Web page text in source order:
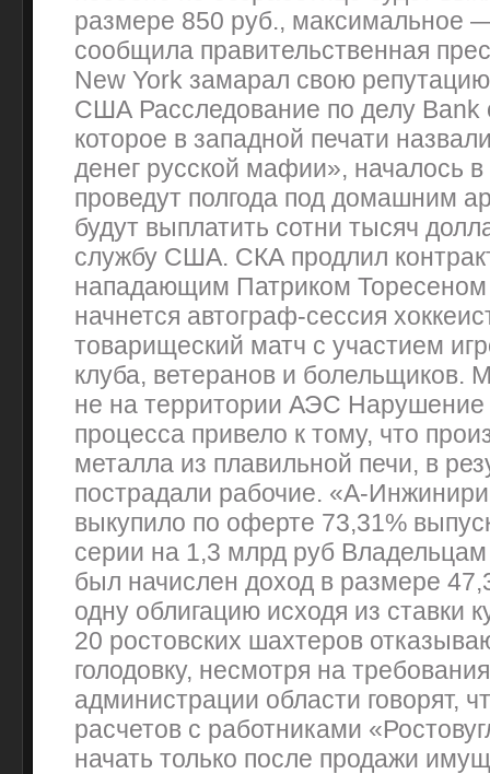
размере 850 руб., максимальное
сообщила правительственная
New York замарал свою
США Расследование по делу Bank
которое в западной печати
денег русской мафии», началось в
проведут полгода под домашним
будут выплатить сотни тысяч
службу США. СКА продлил
нападающим Патриком Торесеном
начнется автограф-сессия
товарищеский матч с участием
клуба, ветеранов и болельщиков.
не на территории АЭС Нарушение
процесса привело к тому, что
металла из плавильной печи, в
пострадали рабочие. «А-
выкупило по оферте 73,31%
серии на 1,3 млрд руб
был начислен доход в размере
одну облигацию исходя из ставки
20 ростовских шахтеров
голодовку, несмотря на
администрации области говорят,
расчетов с работниками
начать только после продажи